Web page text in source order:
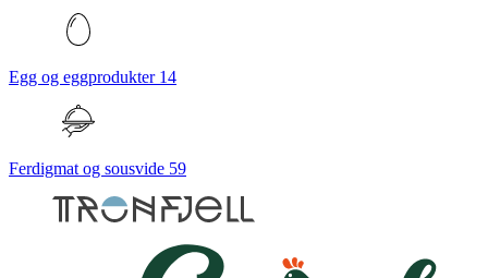
Egg og eggprodukter 14
Ferdigmat og sousvide 59